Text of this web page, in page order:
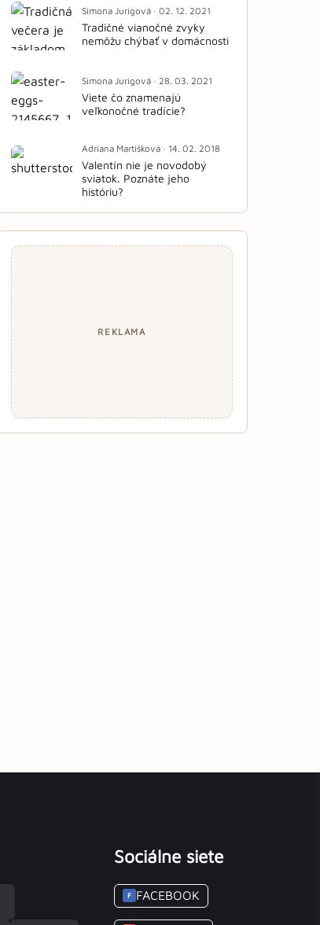
Simona Jurigová · 02. 12. 2021
Tradičné vianočné zvyky
nemôžu chýbať v domácnosti
Simona Jurigová · 28. 03. 2021
Viete čo znamenajú
veľkonočné tradície?
Adriana Martišková · 14. 02. 2018
Valentín nie je novodobý
sviatok. Poznáte jeho
históriu?
REKLAMA
Sociálne siete
F FACEBOOK